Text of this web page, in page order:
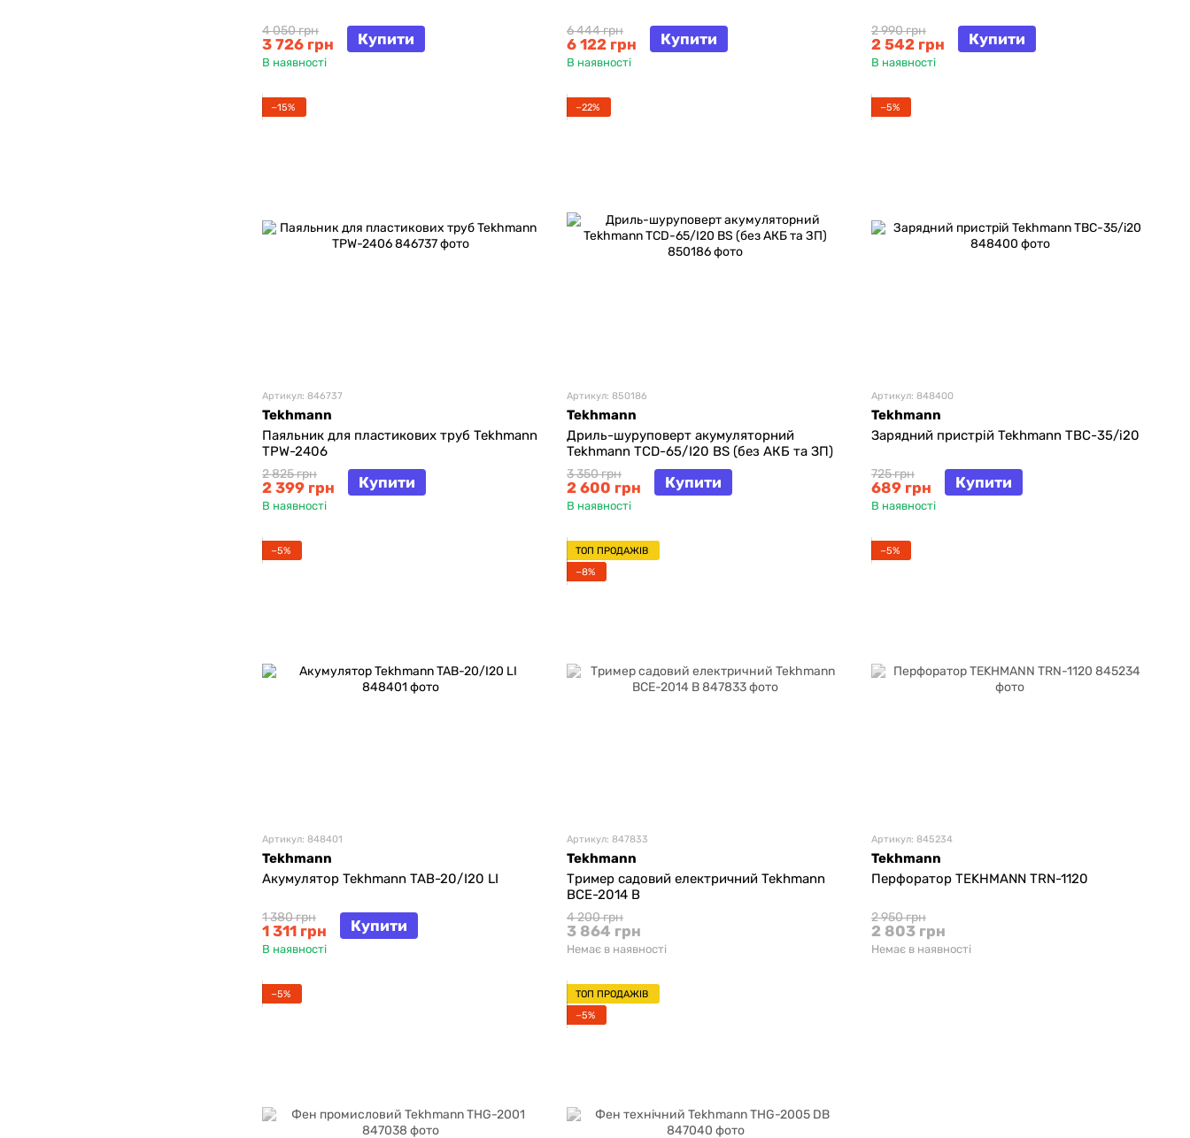
4 050 грн
3 726 грн Купити
В наявності
6 444 грн
6 122 грн Купити
В наявності
2 990 грн
2 542 грн Купити
В наявності
−15%
Артикул: 846737
Tekhmann
Паяльник для пластикових труб Tekhmann
TPW-2406
2 825 грн
2 399 грн Купити
В наявності
−22%
Артикул: 850186
Tekhmann
Дриль-шуруповерт акумуляторний
Tekhmann TCD-65/I20 BS (без АКБ та ЗП)
3 350 грн
2 600 грн Купити
В наявності
−5%
Артикул: 848400
Tekhmann
Зарядний пристрій Tekhmann TBC-35/i20
725 грн
689 грн Купити
В наявності
−5%
Артикул: 848401
Tekhmann
Акумулятор Tekhmann TAB-20/I20 LI
1 380 грн
1 311 грн Купити
В наявності
ТОП ПРОДАЖІВ
−8%
Артикул: 847833
Tekhmann
Тример садовий електричний Tekhmann
BCE-2014 В
4 200 грн
3 864 грн
Немає в наявності
−5%
Артикул: 845234
Tekhmann
Перфоратор TEKHMANN TRN-1120
2 950 грн
2 803 грн
Немає в наявності
−5%
ТОП ПРОДАЖІВ
−5%